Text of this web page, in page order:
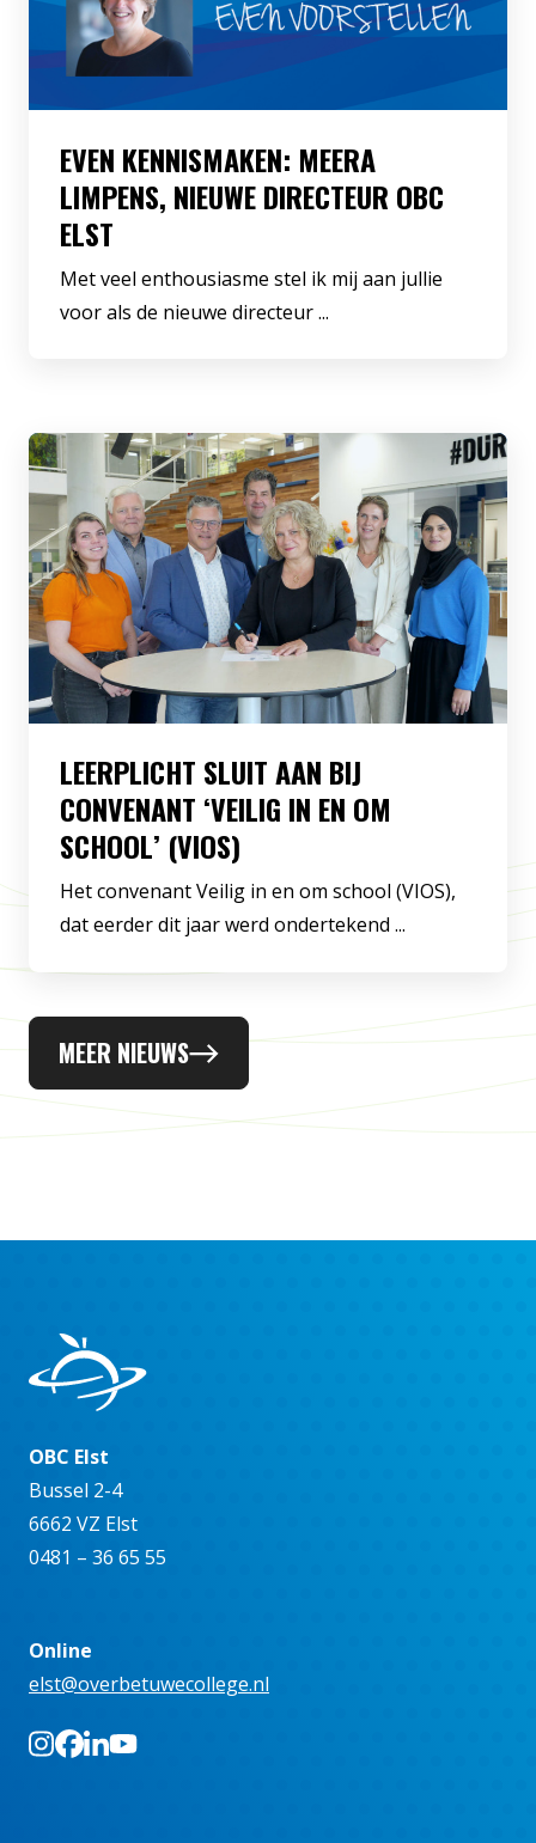
EVEN KENNISMAKEN: MEERA
LIMPENS, NIEUWE DIRECTEUR OBC
ELST
Met veel enthousiasme stel ik mij aan jullie
voor als de nieuwe directeur ...
LEERPLICHT SLUIT AAN BIJ
CONVENANT ‘VEILIG IN EN OM
SCHOOL’ (VIOS)
Het convenant Veilig in en om school (VIOS),
dat eerder dit jaar werd ondertekend ...
MEER NIEUWS
OBC Elst
Bussel 2-4
6662 VZ Elst
0481 – 36 65 55
Online
elst@overbetuwecollege.nl